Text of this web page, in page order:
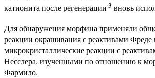
катионита после регенерации 3 вновь
Для обнаружения морфина применяли
реакции окрашивания с реактивами
микрокристаллические реакции с
Несслера, изученными по отношению к
Фармило.